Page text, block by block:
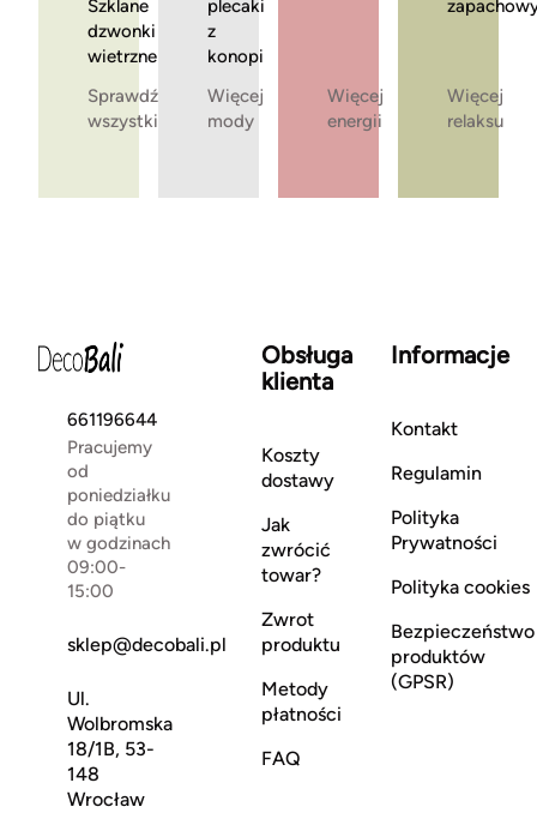
Szklane
dzwonki
wietrzne
Sprawdź
wszystkie
plecaki
z
konopi
Więcej
mody
Więcej
energii
Więcej
relaksu
661196644
Pracujemy
od
poniedziałku
do piątku
w godzinach
09:00-
15:00
sklep@decobali.pl
Ul.
Wolbromska
18/1B, 53-
148
Wrocław
Obsługa
klienta
Koszty
dostawy
Jak
zwrócić
towar?
Zwrot
produktu
Metody
płatności
FAQ
Informacje
Kontakt
Regulamin
Polityka
Prywatności
Polityka cookies
Bezpieczeństwo
produktów
(GPSR)